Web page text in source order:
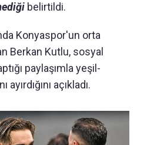
belirtildi.
Konyaspor'un orta
Berkan Kutlu, sosyal
paylaşımla yeşil-
açıkladı.